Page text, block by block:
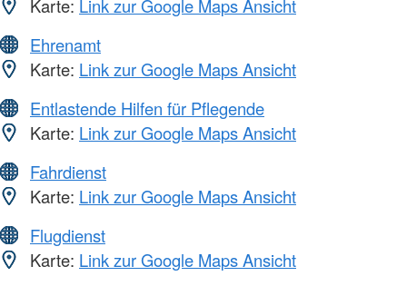
Karte: Link zur Google Maps Ansicht
Ehrenamt
Karte: Link zur Google Maps Ansicht
Entlastende Hilfen für Pflegende
Karte: Link zur Google Maps Ansicht
Fahrdienst
Karte: Link zur Google Maps Ansicht
Flugdienst
Karte: Link zur Google Maps Ansicht